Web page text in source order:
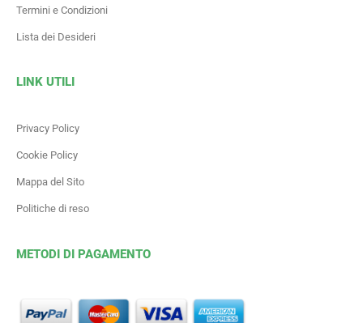
Termini e Condizioni
Lista dei Desideri
LINK UTILI
Privacy Policy
Cookie Policy
Mappa del Sito
Politiche di reso
METODI DI PAGAMENTO